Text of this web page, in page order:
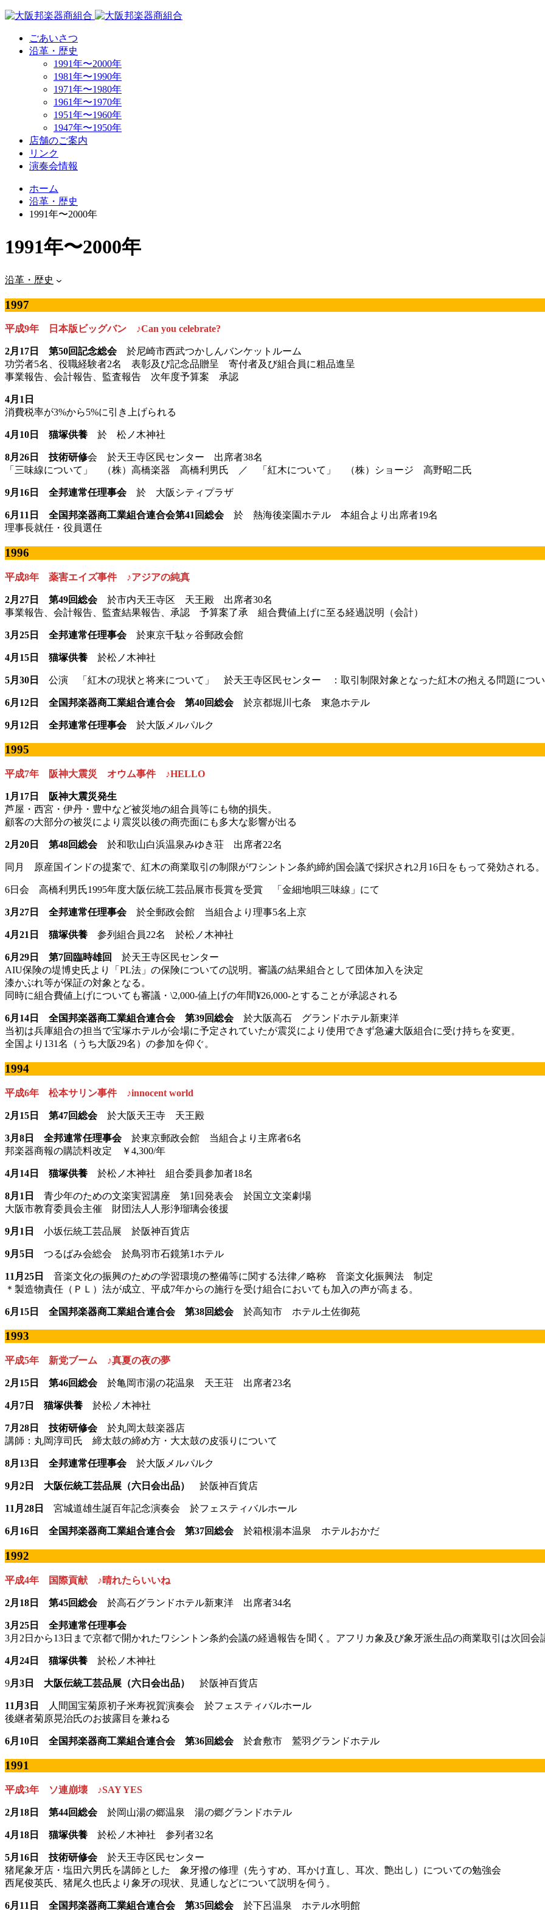
ごあいさつ
沿革・歴史
1991年〜2000年
1981年〜1990年
1971年〜1980年
1961年〜1970年
1951年〜1960年
1947年〜1950年
店舗のご案内
リンク
演奏会情報
ホーム
沿革・歴史
1991年〜2000年
1991年〜2000年
沿革・歴史
1997
平成9年 日本版ビッグバン ♪Can you celebrate?
2月17日 第50回記念総会於尼崎市西武つかしんバンケットルーム
功労者5名、役職経験者2名 表彰及び記念品贈呈 寄付者及び組合員に粗品進呈
事業報告、会計報告、監査報告 次年度予算案 承認
4月1日
消費税率が3%から5%に引き上げられる
4月10日 猫塚供養 於 松ノ木神社
8月26日 技術研修会 於天王寺区民センター 出席者38名
「三味線について」 （株）高橋楽器 高橋利男氏 ／ 「紅木について」 （株）ショージ 高野昭二氏
9月16日 全邦連常任理事会於 大阪シティプラザ
6月11日 全国邦楽器商工業組合連合会第41回総会於 熱海後楽園ホテル 本組合より出席者19名
理事長就任・役員選任
1996
平成8年 薬害エイズ事件 ♪アジアの純真
2月27日 第49回総会於市内天王寺区 天王殿 出席者30名
事業報告、会計報告、監査結果報告、承認 予算案了承 組合費値上げに至る経過説明（会計）
3月25日 全邦連常任理事会於東京千駄ヶ谷郵政会館
4月15日 猫塚供養 於松ノ木神社
5月30日 公演 「紅木の現状と将来について」 於天王寺区民センター ：取引制限対象となった紅木の抱える問題につ
6月12日 全国邦楽器商工業組合連合会 第40回総会於京都堀川七条 東急ホテル
9月12日 全邦連常任理事会於大阪メルパルク
1995
平成7年 阪神大震災 オウム事件 ♪HELLO
1月17日 阪神大震災発生
芦屋・西宮・伊丹・豊中など被災地の組合員等にも物的損失。
顧客の大部分の被災により震災以後の商売面にも多大な影響が出る
2月20日 第48回総会於和歌山白浜温泉みゆき荘 出席者22名
同月 原産国インドの提案で、紅木の商業取引の制限がワシントン条約締約国会議で採択され2月16日をもって発効される。
6日会 高橋利男氏1995年度大阪伝統工芸品展市長賞を受賞 「金細地唄三味線」にて
3月27日 全邦連常任理事会於全郵政会館 当組合より理事5名上京
4月21日 猫塚供養 参列組合員22名 於松ノ木神社
6月29日 第7回臨時雄回
於天王寺区民センター
AIU保険の堤博史氏より「PL法」の保険についての説明。審議の結果組合として団体加入を決定
漆かぶれ等が保証の対象となる。
同時に組合費値上げについても審議・\2,000-値上げの年間¥26,000-とすることが承認される
6月14日 全国邦楽器商工業組合連合会 第39回総会於大阪高石 グランドホテル新東洋
当初は兵庫組合の担当で宝塚ホテルが会場に予定されていたが震災により使用できず急遽大阪組合に受け持ちを変更。
全国より131名（うち大阪29名）の参加を仰ぐ。
1994
平成6年 松本サリン事件 ♪innocent world
2月15日 第47回総会於大阪天王寺 天王殿
3月8日 全邦連常任理事会於東京郵政会館 当組合より主席者6名
邦楽器商報の購読料改定 ￥4,300/年
4月14日 猫塚供養 於松ノ木神社 組合委員参加者18名
8月1日
青少年のための文楽実習講座 第1回発表会 於国立文楽劇場
大阪市教育委員会主催 財団法人人形浄瑠璃会後援
9月1日 小坂伝統工芸品展 於阪神百貨店
9月5日 つるばみ会総会 於鳥羽市石鏡第1ホテル
11月25日
音楽文化の振興のための学習環境の整備等に関する法律／略称 音楽文化振興法 制定
＊製造物責任（ＰＬ）法が成立、平成7年からの施行を受け組合においても加入の声が高まる。
6月15日 全国邦楽器商工業組合連合会 第38回総会於高知市 ホテル土佐御苑
1993
平成5年 新党ブーム ♪真夏の夜の夢
2月15日 第46回総会於亀岡市湯の花温泉 天王荘 出席者23名
4月7日 猫塚供養 於松ノ木神社
7月28日 技術研修会於丸岡太鼓楽器店
講師：丸岡淳司氏 締太鼓の締め方・大太鼓の皮張りについて
8月13日 全邦連常任理事会於大阪メルパルク
9月2日 大阪伝統工芸品展（六日会出品） 於阪神百貨店
11月28日 宮城道雄生誕百年記念演奏会 於フェスティバルホール
6月16日 全国邦楽器商工業組合連合会 第37回総会於箱根湯本温泉 ホテルおかだ
1992
平成4年 国際貢献 ♪晴れたらいいね
2月18日 第45回総会於高石グランドホテル新東洋 出席者34名
3月25日 全邦連常任理事会
3月2日から13日まで京都で開かれたワシントン条約会議の経過報告を聞く。アフリカ象及び象牙派生品の商業取引は次回会
4月24日 猫塚供養 於松ノ木神社
9月3日 大阪伝統工芸品展（六日会出品） 於阪神百貨店
11月3日
人間国宝菊原初子米寿祝賀演奏会 於フェスティバルホール
後継者菊原晃治氏のお披露目を兼ねる
6月10日 全国邦楽器商工業組合連合会 第36回総会於倉敷市 鷲羽グランドホテル
1991
平成3年 ソ連崩壊 ♪SAY YES
2月18日 第44回総会於岡山湯の郷温泉 湯の郷グランドホテル
4月18日 猫塚供養 於松ノ木神社 参列者32名
5月16日 技術研修会於天王寺区民センター
猪尾象牙店・塩田六男氏を講師とした 象牙撥の修理（先うすめ、耳かけ直し、耳次、艶出し）についての勉強会
西尾俊英氏、猪尾久也氏より象牙の現状、見通しなどについて説明を伺う。
6月11日 全国邦楽器商工業組合連合会 第35回総会於下呂温泉 ホテル水明館